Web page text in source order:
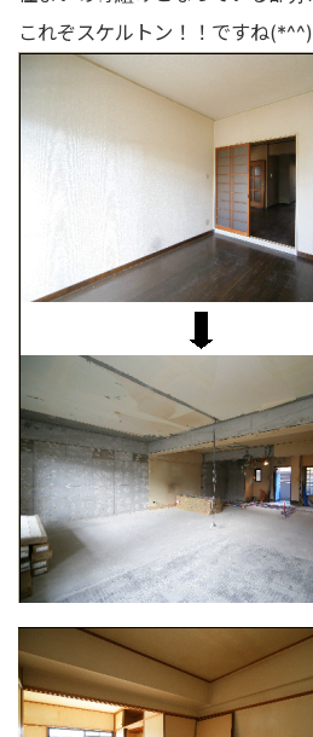
これぞスケルトン！！ですね(*^^)